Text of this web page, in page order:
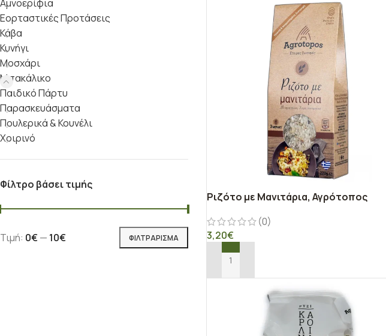
Αμνοερίφια
Εορταστικές Προτάσεις
Κάβα
Κυνήγι
Μοσχάρι
Μπακάλικο
Παιδικό Πάρτυ
Παρασκευάσματα
Πουλερικά & Κουνέλι
Χοιρινό
Φίλτρο βάσει τιμής
ΦΙΛΤΡΆΡΙΣΜΑ
Τιμή: 0€ — 10€
Ριζότο με Μανιτάρια, Αγρότοπος
(0)
3,20€
ΠΡΟΣΘΉΚΗ ΣΤΟ ΚΑΛΆΘΙ